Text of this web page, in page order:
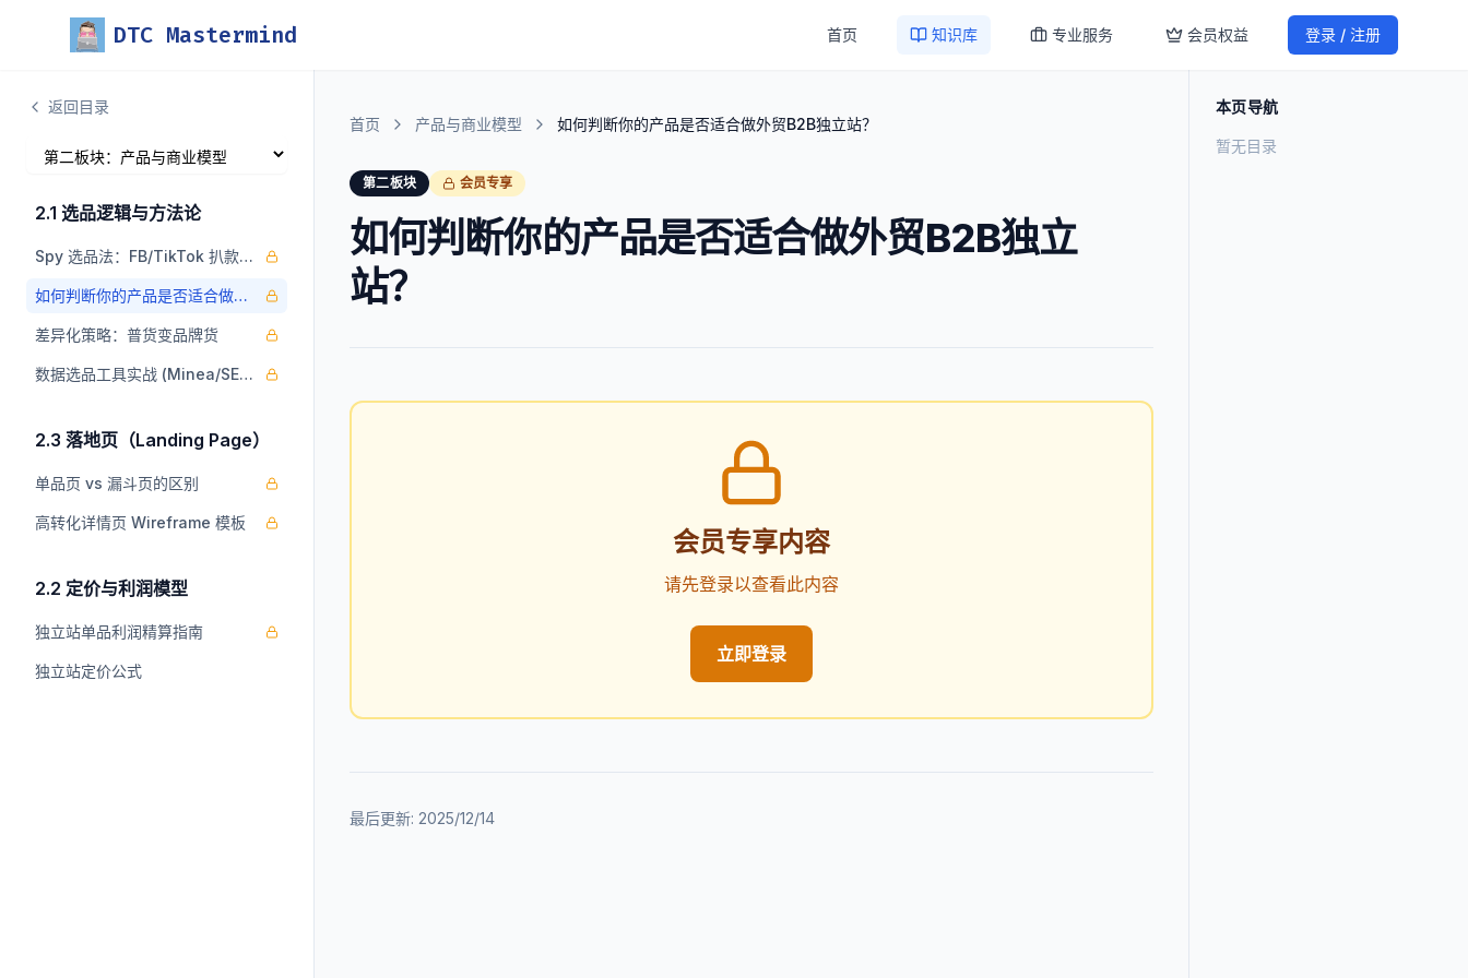
DTC Mastermind 首页 知识库 专业服务 会员权益 登录 / 注册
返回目录
2.1 选品逻辑与方法论
Spy 选品法：FB/TikTok 扒款技巧
如何判断你的产品是否适合做外贸B2B独立站？
差异化策略：普货变品牌货
数据选品工具实战 (Minea/SEMrush)
2.3 落地页（Landing Page）
单品页 vs 漏斗页的区别
高转化详情页 Wireframe 模板
2.2 定价与利润模型
独立站单品利润精算指南
独立站定价公式
首页 产品与商业模型 如何判断你的产品是否适合做外贸B2B独立站？
第二板块 会员专享
如何判断你的产品是否适合做外贸B2B独立
站？
会员专享内容
请先登录以查看此内容
立即登录
最后更新: 2025/12/14
本页导航
暂无目录